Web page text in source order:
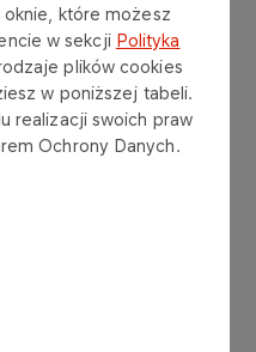
które możesz
w sekcji Polityka
plików cookies
w poniższej tabeli.
realizacji swoich praw
Ochrony Danych.